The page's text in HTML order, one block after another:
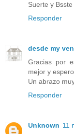
Suerte y
Responder
desde my
Gracias por
mejor y
Un abrazo
Responder
Unknown 11